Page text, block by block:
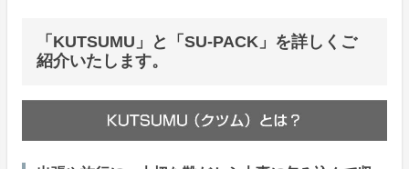
「KUTSUMU」と「SU-PACK」を詳しくご
紹介いたします。